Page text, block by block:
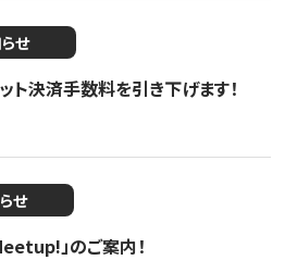
せ
ト決済手数料を引き下げます！
せ
」のご案内！